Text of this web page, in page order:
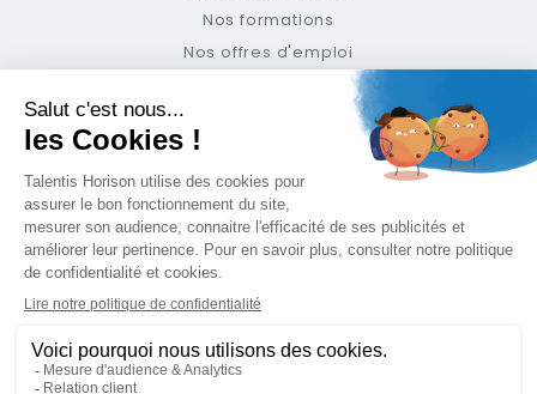
Nos formations
Nos offres d'emploi
Suivez-nous
Newsletter
Support
Politique de Confidentialité
Contact